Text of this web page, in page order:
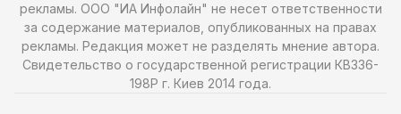
рекламы. ООО "ИА Инфолайн" не несет ответственности
за содержание материалов, опубликованных на правах
рекламы. Редакция может не разделять мнение автора.
Свидетельство о государственной регистрации КВ336-
198Р г. Киев 2014 года.